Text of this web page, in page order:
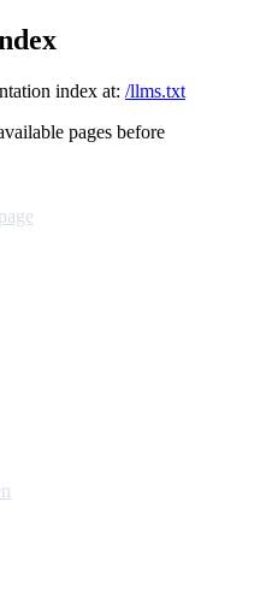
index at: /llms.txt
pages before